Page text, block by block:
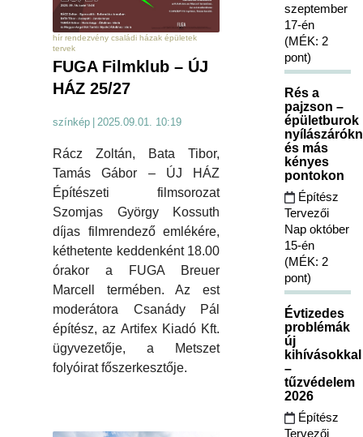
hír rendezvény családi házak épületek
tervek
FUGA Filmklub – ÚJ
HÁZ 25/27
színkép 2025.09.01. 10:19
Rácz Zoltán, Bata Tibor,
Tamás Gábor – ÚJ HÁZ
Építészeti filmsorozat
Szomjas György Kossuth
díjas filmrendező emlékére,
kéthetente keddenként 18.00
órakor a FUGA Breuer
Marcell termében. Az est
moderátora Csanády Pál
építész, az Artifex Kiadó Kft.
ügyvezetője, a Metszet
folyóirat főszerkesztője.
szeptember
17-én
(MÉK: 2
pont)
Rés a
pajzson –
épületburok
és más
kényes
pontokon
Építész
Tervezői
Nap október
15-én
(MÉK: 2
pont)
Évtizedes
problémák
új
kihívásokkal
–
tűzvédelem
2026
Építész
Tervezői